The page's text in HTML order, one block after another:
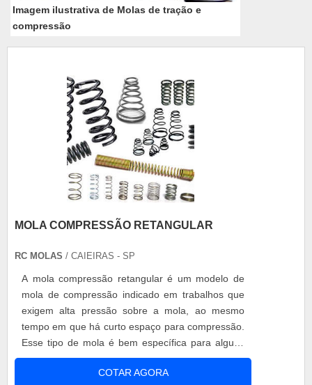
Imagem ilustrativa de Molas de tração e
compressão
MOLA COMPRESSÃO RETANGULAR
RC MOLAS / CAIEIRAS - SP
A mola compressão retangular é um modelo de
mola de compressão indicado em trabalhos que
exigem alta pressão sobre a mola, ao mesmo
tempo em que há curto espaço para compressão.
Esse tipo de mola é bem específica para alguns
segmentos na indústria, já que não são todas que
atuam nessas condições, nesses casos, é
COTAR AGORA